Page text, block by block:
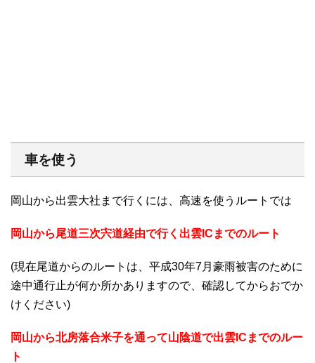
車を使う
岡山から出雲大社まで行くには、高速を使うルートでは
岡山から尾道三次宍道経由で行く出雲ICまでのルート
(現在尾道からのルートは、平成30年7月豪雨被害のために
途中通行止が何か所かありますので、確認してからおでか
けください)
岡山から北房落合米子を通って山陰道で出雲ICまでのルー
ト